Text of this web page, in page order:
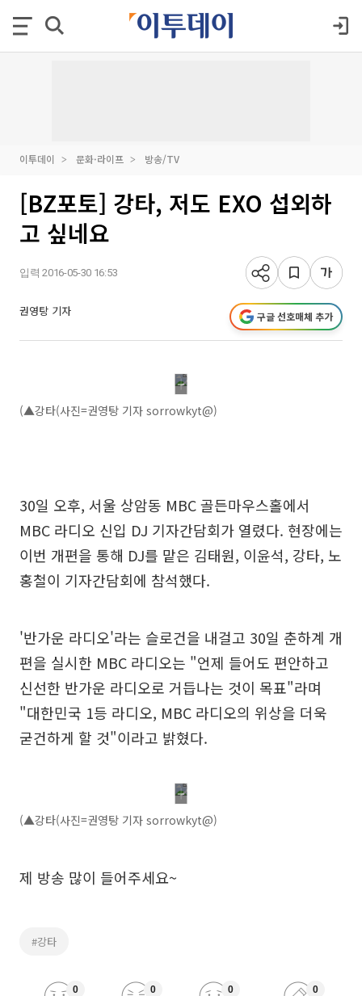
이투데이 문화·라이프 방송/TV
[BZ포토] 강타, 저도 EXO 섭외하
고 싶네요
입력 2016-05-30 16:53
권영탕 기자 구글 선호매체 추가
(▲강타(사진=권영탕 기자 sorrowkyt@)
30일 오후, 서울 상암동 MBC 골든마우스홀에서
MBC 라디오 신입 DJ 기자간담회가 열렸다. 현장에는
이번 개편을 통해 DJ를 맡은 김태원, 이윤석, 강타, 노
홍철이 기자간담회에 참석했다.
'반가운 라디오'라는 슬로건을 내걸고 30일 춘하계 개
편을 실시한 MBC 라디오는 "언제 들어도 편안하고
신선한 반가운 라디오로 거듭나는 것이 목표"라며
"대한민국 1등 라디오, MBC 라디오의 위상을 더욱
굳건하게 할 것"이라고 밝혔다.
(▲강타(사진=권영탕 기자 sorrowkyt@)
제 방송 많이 들어주세요~
#강타
0 0 0 0